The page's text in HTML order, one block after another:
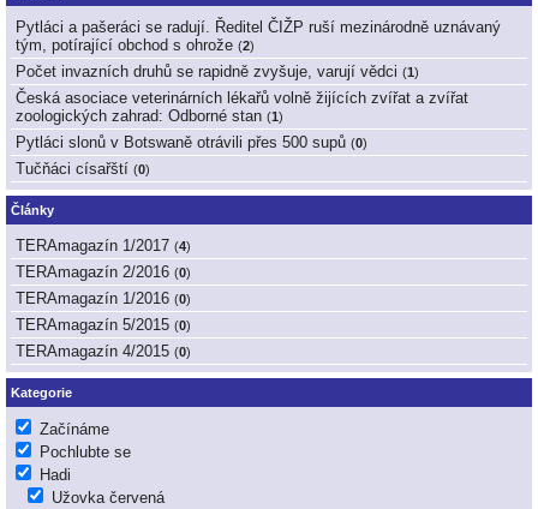
Pytláci a pašeráci se radují. Ředitel ČIŽP ruší mezinárodně uznávaný
tým, potírající obchod s ohrože (2)
Počet invazních druhů se rapidně zvyšuje, varují vědci (1)
Česká asociace veterinárních lékařů volně žijících zvířat a zvířat
zoologických zahrad: Odborné stan (1)
Pytláci slonů v Botswaně otrávili přes 500 supů (0)
Tučňáci císařští (0)
Články
TERAmagazín 1/2017 (4)
TERAmagazín 2/2016 (0)
TERAmagazín 1/2016 (0)
TERAmagazín 5/2015 (0)
TERAmagazín 4/2015 (0)
Kategorie
Začínáme
Pochlubte se
Hadi
Užovka červená